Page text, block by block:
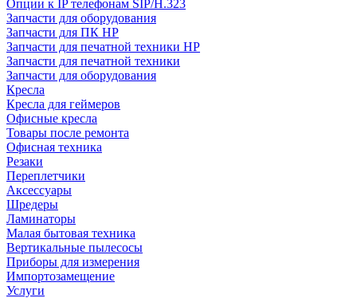
Опции к IP телефонам SIP/H.323
Запчасти для оборудования
Запчасти для ПК HP
Запчасти для печатной техники HP
Запчасти для печатной техники
Запчасти для оборудования
Кресла
Кресла для геймеров
Офисные кресла
Товары после ремонта
Офисная техника
Резаки
Переплетчики
Аксессуары
Шредеры
Ламинаторы
Малая бытовая техника
Вертикальные пылесосы
Приборы для измерения
Импортозамещение
Услуги